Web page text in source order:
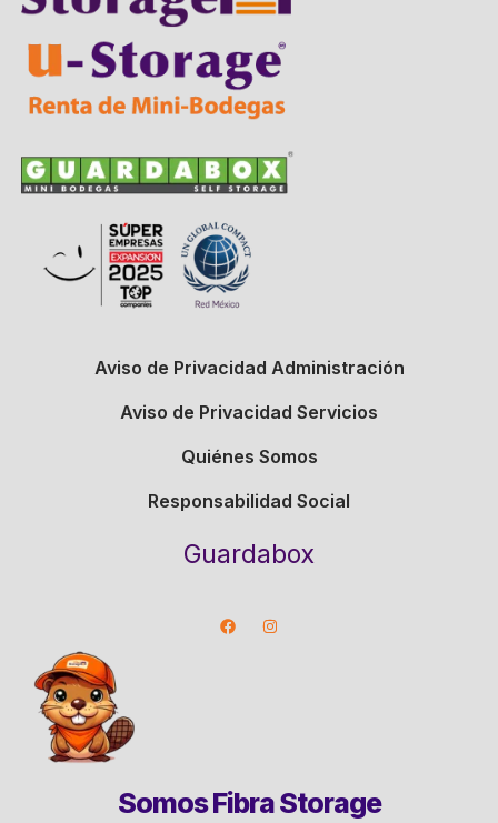
Aviso de Privacidad Administración
Aviso de Privacidad Servicios
Quiénes Somos
Responsabilidad Social
Guardabox
Somos Fibra Storage